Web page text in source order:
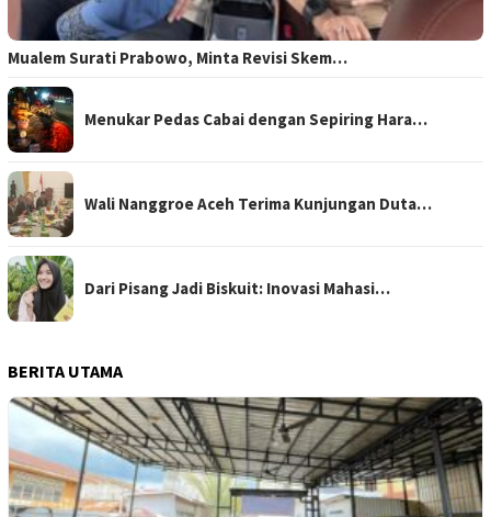
Mualem Surati Prabowo, Minta Revisi Skem…
Menukar Pedas Cabai dengan Sepiring Hara…
Wali Nanggroe Aceh Terima Kunjungan Duta…
Dari Pisang Jadi Biskuit: Inovasi Mahasi…
BERITA UTAMA